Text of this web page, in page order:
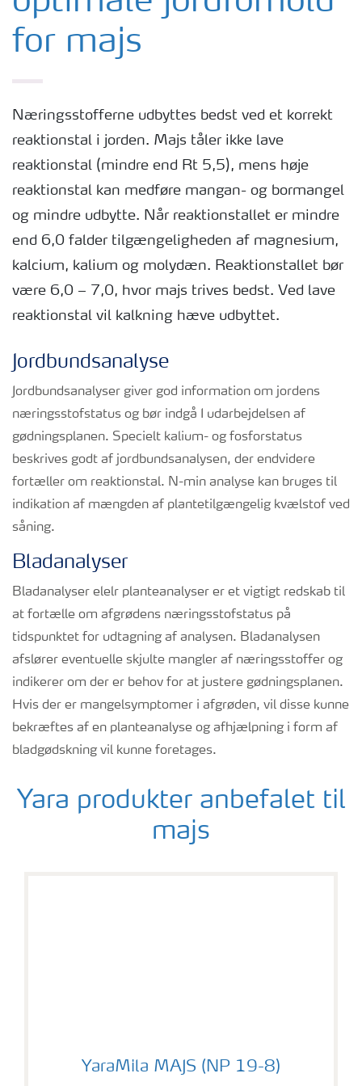
for majs
Næringsstofferne udbyttes bedst ved et korrekt
reaktionstal i jorden. Majs tåler ikke lave
reaktionstal (mindre end Rt 5,5), mens høje
reaktionstal kan medføre mangan- og bormangel
og mindre udbytte. Når reaktionstallet er mindre
end 6,0 falder tilgængeligheden af magnesium,
kalcium, kalium og molydæn. Reaktionstallet bør
være 6,0 – 7,0, hvor majs trives bedst. Ved lave
reaktionstal vil kalkning hæve udbyttet.
Jordbundsanalyse
Jordbundsanalyser giver god information om jordens
næringsstofstatus og bør indgå I udarbejdelsen af
gødningsplanen. Specielt kalium- og fosforstatus
beskrives godt af jordbundsanalysen, der endvidere
fortæller om reaktionstal. N-min analyse kan bruges til
indikation af mængden af plantetilgængelig kvælstof ved
såning.
Bladanalyser
Bladanalyser elelr planteanalyser er et vigtigt redskab til
at fortælle om afgrødens næringsstofstatus på
tidspunktet for udtagning af analysen. Bladanalysen
afslører eventuelle skjulte mangler af næringsstoffer og
indikerer om der er behov for at justere gødningsplanen.
Hvis der er mangelsymptomer i afgrøden, vil disse kunne
bekræftes af en planteanalyse og afhjælpning i form af
bladgødskning vil kunne foretages.
Yara produkter anbefalet til
majs
YaraMila MAJS (NP 19-8)
YaraMila MAJS (NP 19-8)